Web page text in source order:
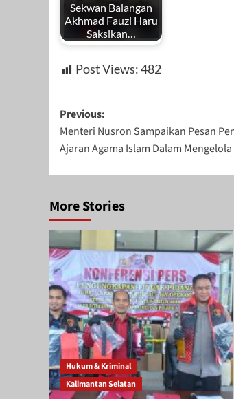
Sekwan Balangan
Akhmad Fauzi Haru
Saksikan…
Post Views:482
Post
navigation
Previous:
Menteri Nusron Sampaikan Pesan
Ajaran Agama Islam Dalam
More Stories
Hukum & Kriminal
Kalimantan Selatan